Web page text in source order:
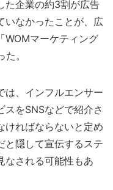
た企業の約3割が広告
いなかったことが、広
WOMマーケティング
。
、インフルエンサー
スをSNSなどで紹介さ
ければならないと定め
と隠して宣伝するステ
なされる可能性もあ